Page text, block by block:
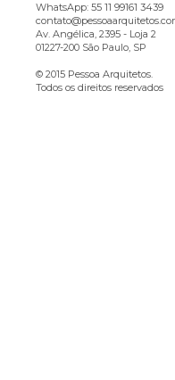
WhatsApp: 55 11 99161 3439
Av. Angélica, 2395 - Loja 2
01227-200 São Paulo, SP
© 2015 Pessoa Arquitetos.
Todos os direitos reservados